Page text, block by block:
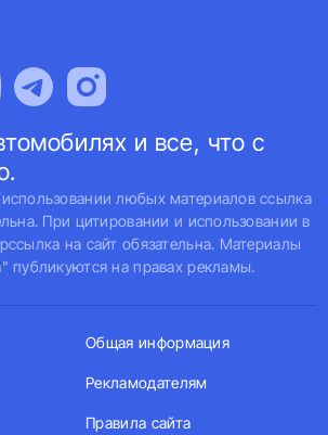
и все, что с
любых материалов ссылка
При цитировании и использовании в
на сайт обязательна. Материалы
публикуются на правах рекламы.
Общая информация
Рекламодателям
Правила сайта